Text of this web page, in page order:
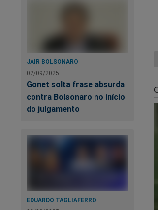
JAIR BOLSONARO
02/09/2025
Gonet solta frase absurda
contra Bolsonaro no início
do julgamento
EDUARDO TAGLIAFERRO